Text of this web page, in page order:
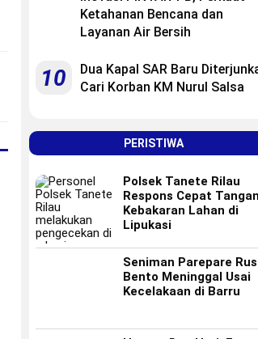
Ketahanan Bencana dan
Layanan Air Bersih
10
Dua Kapal SAR Baru
Cari Korban KM Nurul Salsa
PERISTIWA
Polsek Tanete Rilau
Respons Cepat
Kebakaran Lahan di
Lipukasi
Seniman Parepare
Bento Meninggal Usai
Kecelakaan di Barru